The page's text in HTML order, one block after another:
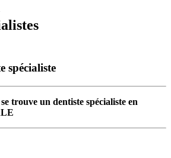
spécialiste
trouve un dentiste spécialiste en